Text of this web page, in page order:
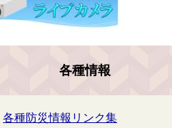
各種情報
各種防災情報リンク集